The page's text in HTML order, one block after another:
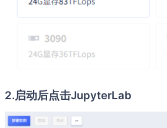
2.启动后点击JupyterLab